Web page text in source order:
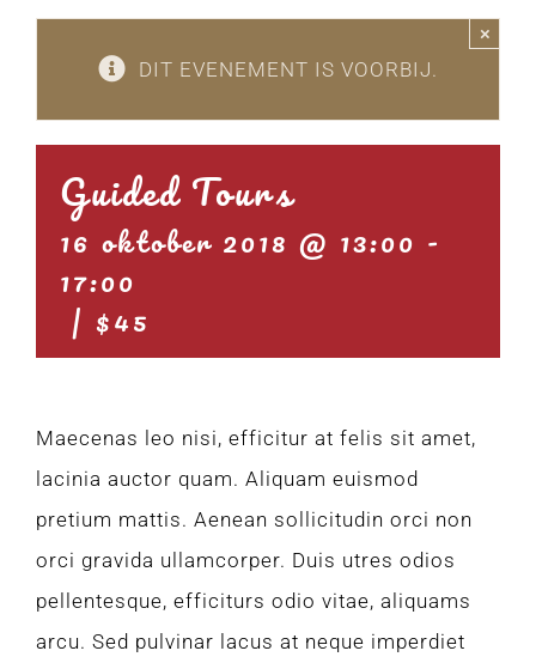
DIT EVENEMENT IS VOORBIJ.
×
Guided Tours
16 oktober 2018 @ 13:00 -
17:00
| $45
Maecenas leo nisi, efficitur at felis sit amet,
lacinia auctor quam. Aliquam euismod
pretium mattis. Aenean sollicitudin orci non
orci gravida ullamcorper. Duis utres odios
pellentesque, efficiturs odio vitae, aliquams
arcu. Sed pulvinar lacus at neque imperdiet